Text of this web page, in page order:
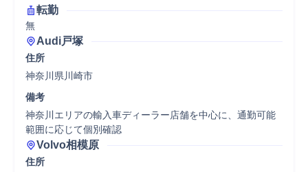
転勤
無
Audi戸塚
住所
神奈川県川崎市
備考
神奈川エリアの輸入車ディーラー店舗を中心に、通勤可能
範囲に応じて個別確認
Volvo相模原
住所